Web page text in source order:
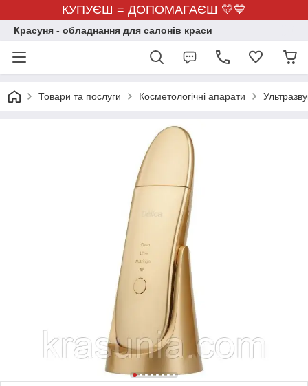
КУПУЄШ = ДОПОМАГАЄШ 💛💙
Красуня - обладнання для салонів краси
Товари та послуги Косметологічні апарати